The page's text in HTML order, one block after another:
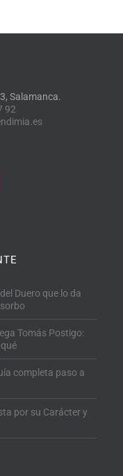
Salamanca.
92
Duero que lo da
Tomás Postigo:
completa paso a
por su Carácter y